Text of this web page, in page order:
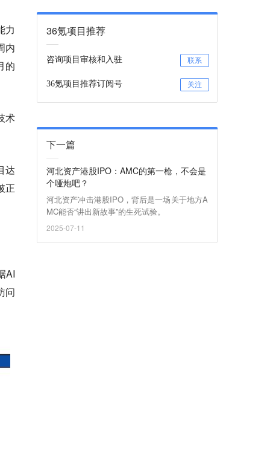
力
内
的
术
达
正
AI
问
36氪项目推荐
咨询项目审核和入驻 联系
36氪项目推荐订阅号 关注
下一篇
河北资产港股IPO：AMC的第一枪，不会是
个哑炮吧？
河北资产冲击港股IPO，背后是一场关于地方A
MC能否“讲出新故事”的生死试验。
2025-07-11